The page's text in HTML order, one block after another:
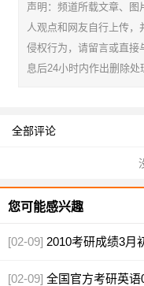
声明：频道所载文章、
人观点和网友自行上传
侵权行为，请留言或直接
息后24小时内作出删除处
全部评论
您可能感兴趣
[02-09] 2010考研成绩3月
[02-09] 全国官方考研英